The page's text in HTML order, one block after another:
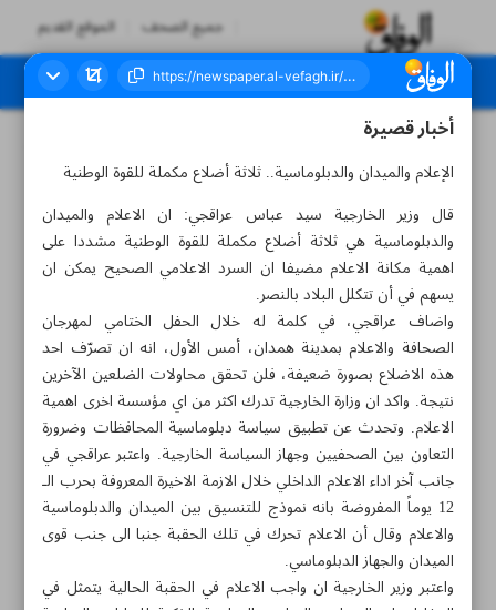
جميع الصحف الموقع القديم
العدد سبعة آلاف وتسعمائة وتسعة - ٠٨ نوفمبر ٢٠٢٥
أخبار قصيرة
الإعلام والميدان والدبلوماسية.. ثلاثة أضلاع مكملة للقوة الوطنية
قال وزير الخارجية سيد عباس عراقجي: ان الاعلام والميدان
والدبلوماسية هي ثلاثة أضلاع مكملة للقوة الوطنية مشددا على
اهمية مكانة الاعلام مضيفا ان السرد الاعلامي الصحيح يمكن ان
يسهم في أن تتكلل البلاد بالنصر.
واضاف عراقجي، في كلمة له خلال الحفل الختامي لمهرجان
الصحافة والاعلام بمدينة همدان، أمس الأول، انه ان تصرّف احد
هذه الاضلاع بصورة ضعيفة، فلن تحقق محاولات الضلعين الآخرين
نتيجة. واكد ان وزارة الخارجية تدرك اكثر من اي مؤسسة اخرى اهمية
الاعلام. وتحدث عن تطبيق سياسة دبلوماسية المحافظات وضرورة
التعاون بين الصحفيين وجهاز السياسة الخارجية. واعتبر عراقجي في
جانب آخر اداء الاعلام الداخلي خلال الازمة الاخيرة المعروفة بحرب الـ
12 يوماً المفروضة بانه نموذج للتنسيق بين الميدان والدبلوماسية
والاعلام وقال أن الاعلام تحرك في تلك الحقبة جنبا الى جنب قوى
الميدان والجهاز الدبلوماسي.
واعتبر وزير الخارجية ان واجب الاعلام في الحقبة الحالية يتمثل في